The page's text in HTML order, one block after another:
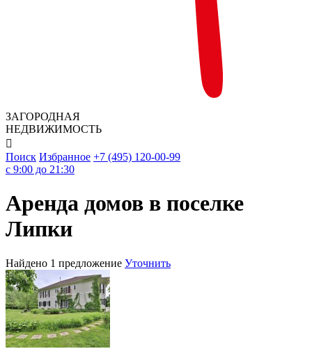
ЗАГОРОДНАЯ
НЕДВИЖИМОСТЬ

Поиск Избранное +7 (495) 120-00-99
c 9:00 до 21:30
Аренда домов в поселке
Липки
Найдено 1 предложение Уточнить